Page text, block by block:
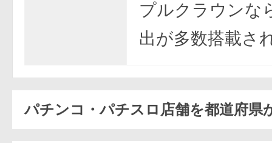
プルクラウンな
出が多数搭載さ
パチンコ・パチスロ店舗を都道府県